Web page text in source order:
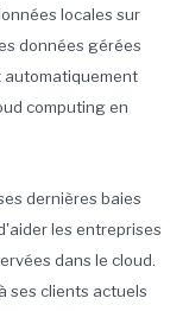
locales sur
données gérées
automatiquement
computing en
dernières baies
les entreprises
dans le cloud.
ses clients actuels